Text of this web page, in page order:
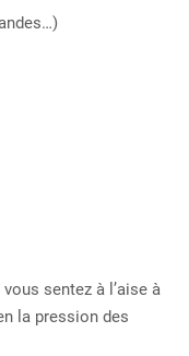
sentez à l’aise à
la pression des